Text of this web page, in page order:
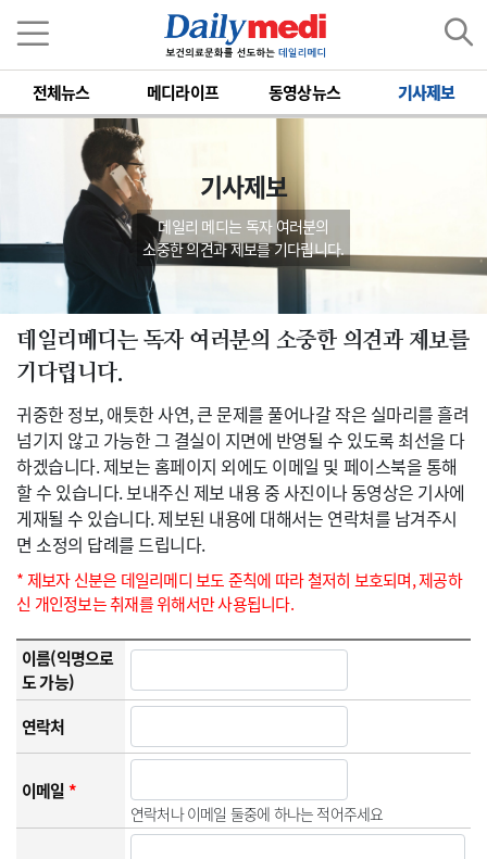
전체뉴스 메디라이프 동영상뉴스 기사제보
기사제보
데일리 메디는 독자 여러분의
소중한 의견과 제보를 기다립니다.
데일리메디는 독자 여러분의 소중한 의견과 제보를
기다립니다.
귀중한 정보, 애틋한 사연, 큰 문제를 풀어나갈 작은 실마리를 흘려
넘기지 않고 가능한 그 결실이 지면에 반영될 수 있도록 최선을 다
하겠습니다. 제보는 홈페이지 외에도 이메일 및 페이스북을 통해
할 수 있습니다. 보내주신 제보 내용 중 사진이나 동영상은 기사에
게재될 수 있습니다. 제보된 내용에 대해서는 연락처를 남겨주시
면 소정의 답례를 드립니다.
* 제보자 신분은 데일리메디 보도 준칙에 따라 철저히 보호되며, 제공하
신 개인정보는 취재를 위해서만 사용됩니다.
이름(익명으로
도 가능)
연락처
이메일*
연락처나 이메일 둘중에 하나는 적어주세요